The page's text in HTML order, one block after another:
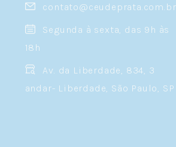
contato@ceudeprata.com.br
Segunda à sexta, das 9h às
18h
Av. da Liberdade, 834, 3
andar- Liberdade, São Paulo, SP